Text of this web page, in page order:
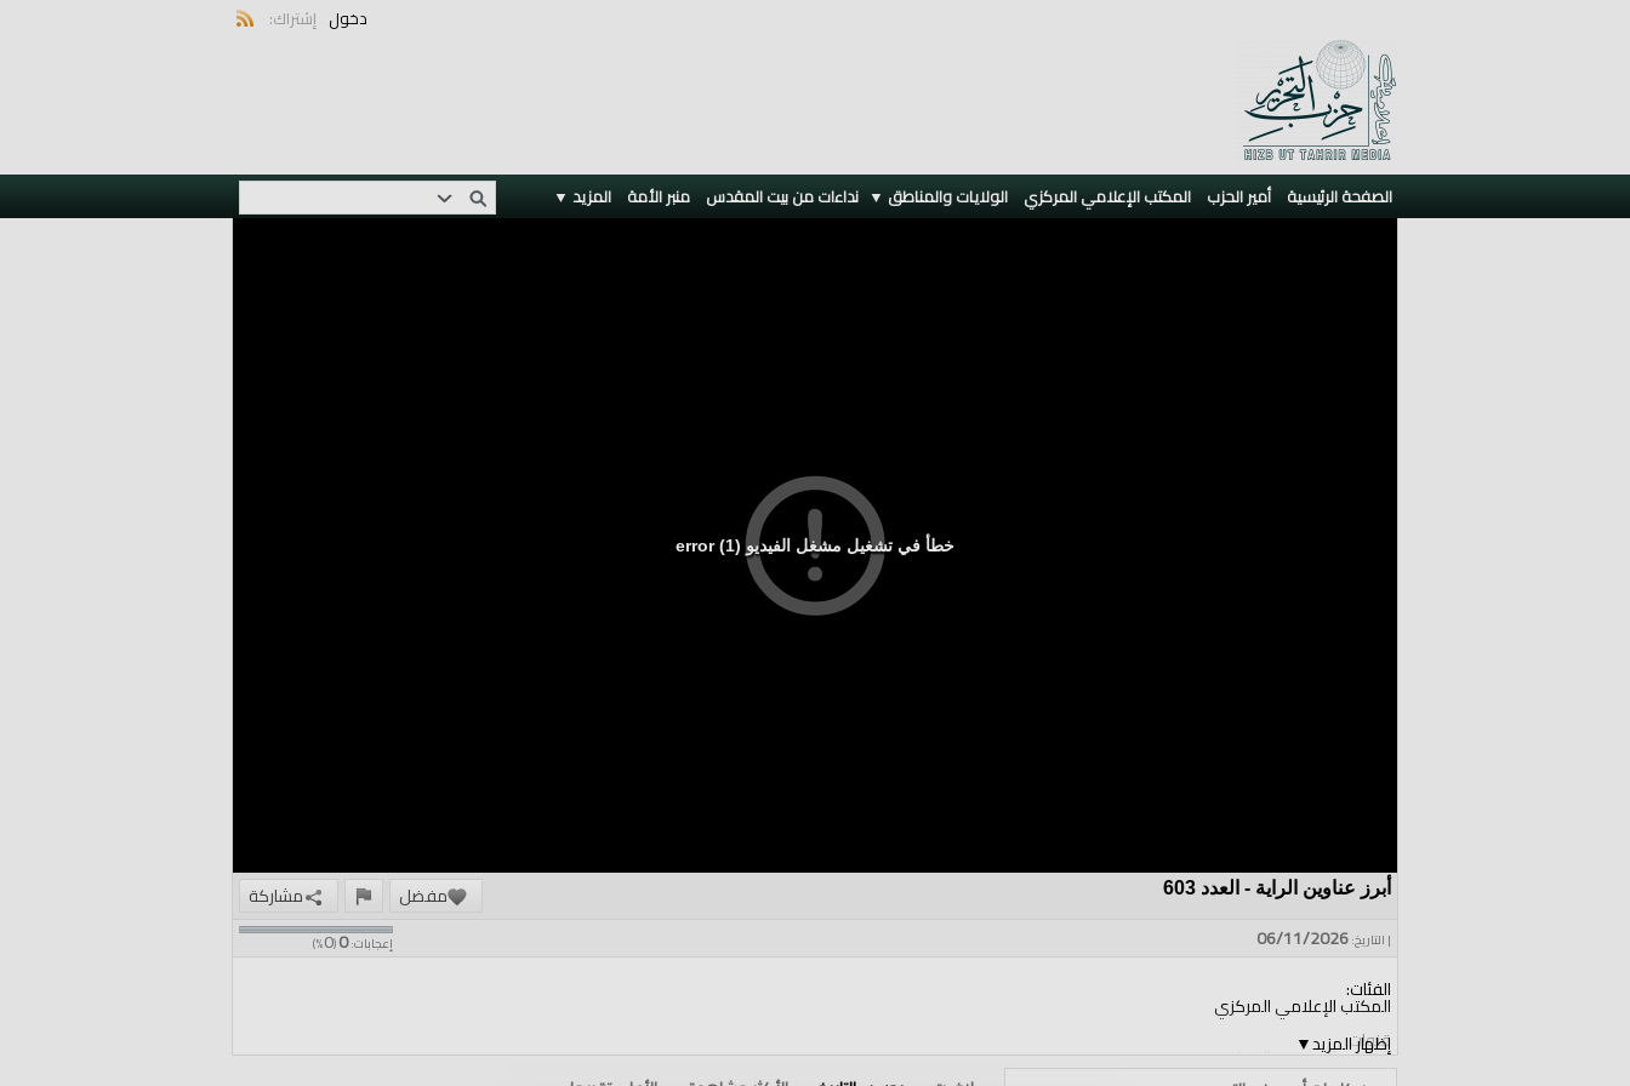
دخول إشتراك:
الصفحة الرئيسية أمير الحزب المكتب الإعلامي المركزي الولايات والمناطق ▼ نداءات من بيت المقدس منبر الأمة المزيد ▼
خطأ في تشغيل مشغل الفيديو (1) error
مفضل مشاركة أبرز عناوين الراية - العدد 603
إعجابات:0
(
0
%) | التاريخ:06/11/2026
إظهار المزيد▼
الفئات:
المكتب الإعلامي المركزي
قنوات:
المكتب الإعلامي المركزي